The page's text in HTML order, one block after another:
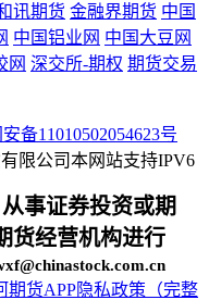
讯期货 金融界期货 中国
中国铝业网 中国大豆网
网 深交所-期权 期货交易
备11010502054623号
限公司本网站支持IPV6
事证券投资或期
货经营机构进行
期货APP隐私政策（完整